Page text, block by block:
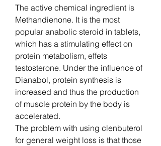
The active chemical ingredient is
Methandienone. It is the most
popular anabolic steroid in tablets,
which has a stimulating effect on
protein metabolism, effets
testosterone. Under the influence of
Dianabol, protein synthesis is
increased and thus the production
of muscle protein by the body is
accelerated.
The problem with using clenbuterol
for general weight loss is that those